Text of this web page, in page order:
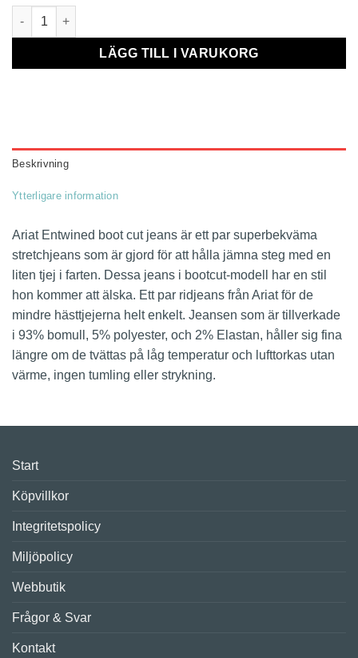
Ariat Entwined Boot Cut Jeans mängd
LÄGG TILL I VARUKORG
Beskrivning
Ytterligare information
Ariat Entwined boot cut jeans är ett par superbekväma
stretchjeans som är gjord för att hålla jämna steg med en
liten tjej i farten. Dessa jeans i bootcut-modell har en stil
hon kommer att älska. Ett par ridjeans från Ariat för de
mindre hästtjejerna helt enkelt. Jeansen som är tillverkade
i 93% bomull, 5% polyester, och 2% Elastan, håller sig fina
längre om de tvättas på låg temperatur och lufttorkas utan
värme, ingen tumling eller strykning.
Start
Köpvillkor
Integritetspolicy
Miljöpolicy
Webbutik
Frågor & Svar
Kontakt